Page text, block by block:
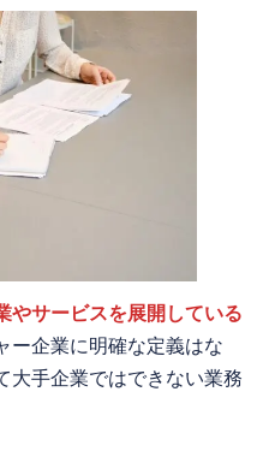
やサービスを展開している
ー企業に明確な定義はな
大手企業ではできない業務